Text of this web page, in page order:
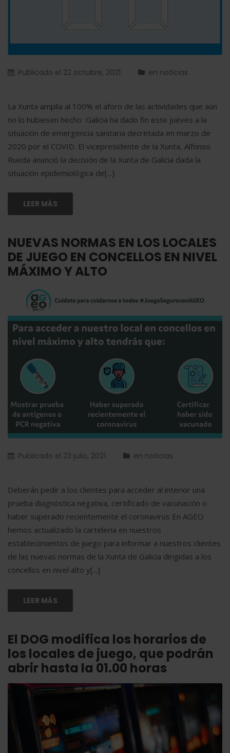
Publicado el 22 octubre, 2021 en noticias
La Xunta amplía al 100% el aforo de las actividades que aún
no lo hubiesen hecho Galicia ha dado fin este jueves a la
situación de emergencia sanitaria decretada en marzo de
2020 por el COVID. El vicepresidente de la Xunta, Alfonso
Rueda anunció la decisión de la Xunta de Galicia dada la
situación epidemiológica de[...]
LEER MÁS
NUEVAS NORMAS EN LOS LOCALES
DE JUEGO EN CONCELLOS EN NIVEL
MÁXIMO Y ALTO
Publicado el 23 julio, 2021 en noticias
Deberán pedir a los clientes para acceder al interior una
prueba diagnóstica negativa, certificado de vacunación o
haber superado recientemente el coronavirus En AGEO
hemos actualizado la cartelería en nuestros
establecimientos de juego para informar a nuestros clientes
de las nuevas normas de la Xunta de Galicia dirigidas a los
concellos en nivel alto y[...]
LEER MÁS
El DOG modifica los horarios de
los locales de juego, que podrán
abrir hasta la 01.00 horas